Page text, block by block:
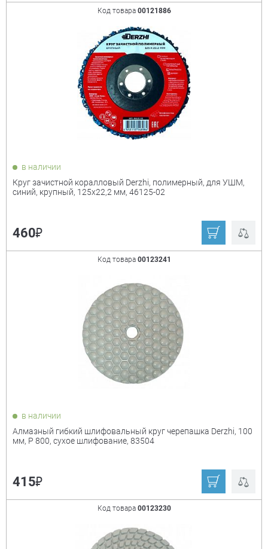
Код товара 00121886
в наличии
Круг зачистной коралловый Derzhi, полимерный, для УШМ,
синий, крупный, 125x22,2 мм, 46125-02
460₽
Код товара 00123241
в наличии
Алмазный гибкий шлифовальный круг черепашка Derzhi, 100
мм, P 800, сухое шлифование, 83504
415₽
Код товара 00123230